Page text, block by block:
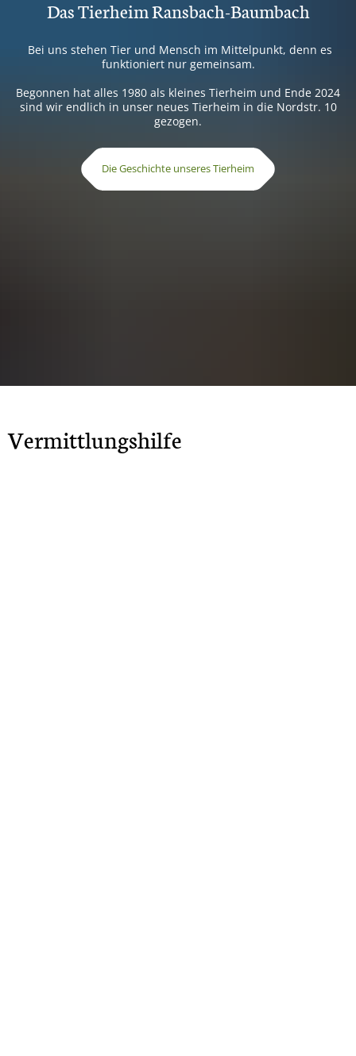
Das Tierheim Ransbach-Baumbach
Bei uns stehen Tier und Mensch im Mittelpunkt, denn es
funktioniert nur gemeinsam.
Begonnen hat alles 1980 als kleines Tierheim und Ende 2024
sind wir endlich in unser neues Tierheim in die Nordstr. 10
gezogen.
Die Geschichte unseres Tierheim
Vermittlungshilfe